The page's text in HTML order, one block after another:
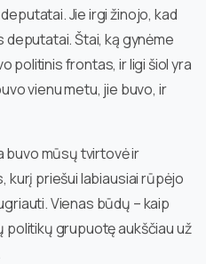
Jie irgi žinojo, kad
deputatai. Štai, ką gynėme
politinis frontas, ir ligi šiol yra
vienu metu, jie buvo, ir
buvo mūsų tvirtovė ir
priešui labiausiai rūpėjo
Vienas būdų – kaip
politikų grupuotę aukščiau už